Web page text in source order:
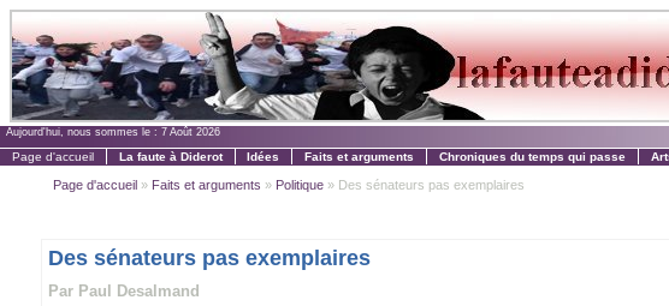
Aujourd'hui, nous sommes le : 7 Août 2026
Page d'accueil La faute à Diderot Idées Faits et arguments Chroniques du temps qui passe
Page d'accueil» Faits et arguments » Politique» Des sénateurs pas exemplaires
Des sénateurs pas exemplaires
Par Paul Desalmand